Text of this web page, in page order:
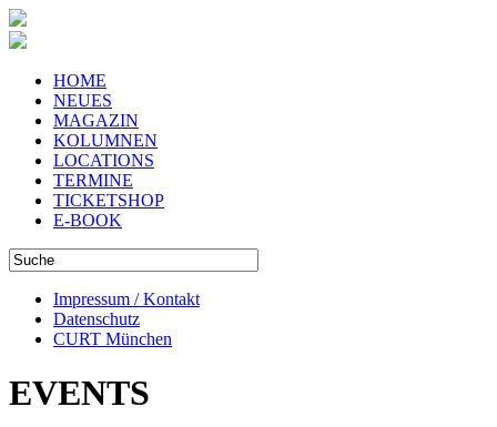
HOME
NEUES
MAGAZIN
KOLUMNEN
LOCATIONS
TERMINE
TICKETSHOP
E-BOOK
Impressum / Kontakt
Datenschutz
CURT München
EVENTS